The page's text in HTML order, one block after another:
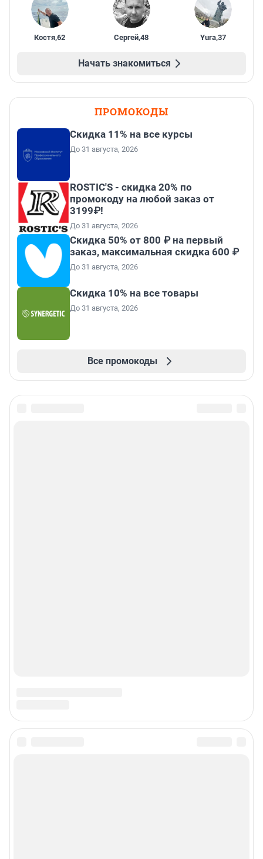
Костя,62 Сергей,48 Yura,37
Начать знакомиться
ПРОМОКОДЫ
Скидка 11% на все курсы
До 31 августа, 2026
ROSTIC'S - скидка 20% по
промокоду на любой заказ от
3199₽!
До 31 августа, 2026
Скидка 50% от 800 ₽ на первый
заказ, максимальная скидка 600 ₽
До 31 августа, 2026
Скидка 10% на все товары
До 31 августа, 2026
Все промокоды